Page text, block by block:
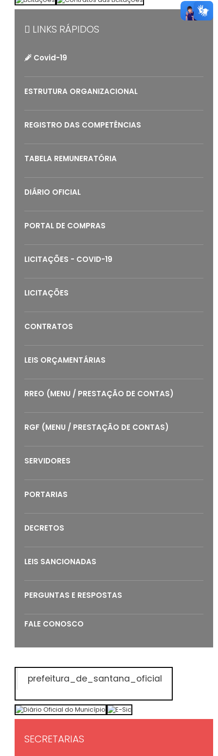
LINKS RÁPIDOS
Covid-19
ESTRUTURA ORGANIZACIONAL
REGISTRO DAS COMPETÊNCIAS
TABELA REMUNERATÓRIA
DIÁRIO OFICIAL
PORTAL DE COMPRAS
LICITAÇÕES - COVID-19
LICITAÇÕES
CONTRATOS
LEIS ORÇAMENTÁRIAS
RREO (MENU / PRESTAÇÃO DE CONTAS)
RGF (MENU / PRESTAÇÃO DE CONTAS)
SERVIDORES
PORTARIAS
DECRETOS
LEIS SANCIONADAS
PERGUNTAS E RESPOSTAS
FALE CONOSCO
prefeitura_de_santana_oficial
SECRETARIAS